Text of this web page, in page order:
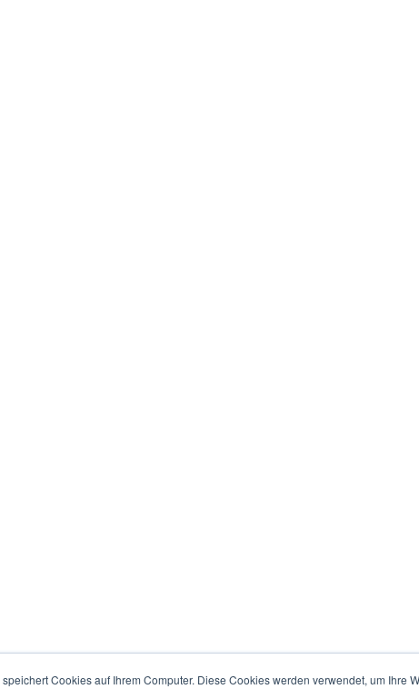
Cookies auf Ihrem Computer. Diese Cookies werden verwendet, um Ihre